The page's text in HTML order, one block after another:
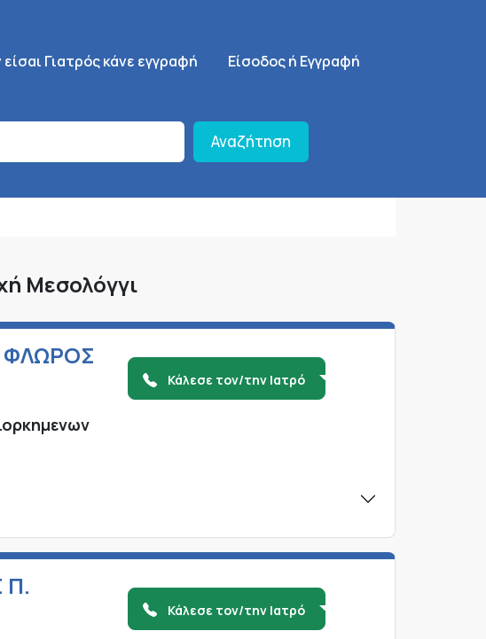
πλοήγηση
είσαι Γιατρός κάνε εγγραφή SignUp Menu
Είσοδος ή Εγγραφή
Αναζήτηση
Μεσολόγγι
ΦΛΩΡΟΣ
Κάλεσε τον/την Ιατρό
Π.
Κάλεσε τον/την Ιατρό